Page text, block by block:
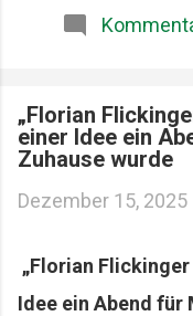
Restaurant
begann schon
Mit drei Männern,
selbst nicht zu
seit Jahren
ehrliche Produkte
Mario Lohninger
Freundschaft,
„Florian
einer Idee ein
Zuhause wurde
Dezember 15, 2025
„Florian
Idee ein Abend für